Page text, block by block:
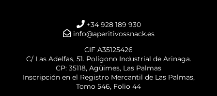
+34 928 189 930
info@aperitivossnack.es
CIF A35125426
C/ Las Adelfas, 51. Polígono Industrial de Arinaga.
CP: 35118, Agüimes, Las Palmas
Inscripción en el Registro Mercantil de Las Palmas,
Tomo 546, Folio 44